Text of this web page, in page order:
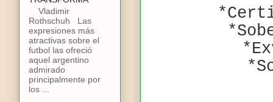
Vladimir
Rothschuh Las
expresiones más
atractivas sobre el
futbol las ofreció
aquel argentino
admirado
principalmente por
los ...